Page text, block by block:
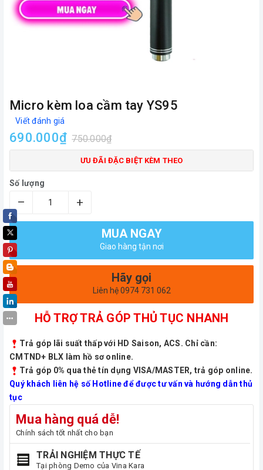
Micro kèm loa cầm tay YS95
Viết đánh giá
690.000₫ 750.000₫
ƯU ĐÃI ĐẶC BIỆT KÈM THEO
Số lượng
– +
MUA NGAY
Giao hàng tận nơi
Hãy gọi
Liên hệ 0974 731 062
HỖ TRỢ TRẢ GÓP THỦ TỤC NHANH
Trả góp lãi suất thấp với HD Saison, ACS. Chỉ cần:
CMTND+ BLX làm hồ sơ online.
Trả góp 0% qua thẻ tín dụng VISA/MASTER, trả góp online.
Quý khách liên hệ số Hotline để được tư vấn và hướng dẫn thủ
tục
Mua hàng quá dễ!
Chính sách tốt nhất cho bạn
TRẢI NGHIỆM THỰC TẾ
Tại phòng Demo của Vina Kara